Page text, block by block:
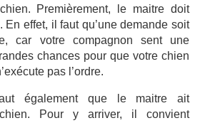
Premièrement, le maitre doit
effet, il faut qu’une demande soit
car votre compagnon sent une
chances pour que votre chien
pas l’ordre.
également que le maitre ait
Pour y arriver, il convient